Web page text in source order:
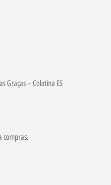
Graças – Colatina ES
compras.